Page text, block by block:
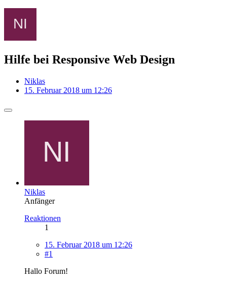
Hilfe bei Responsive Web Design
Niklas
15. Februar 2018 um 12:26
Niklas
Anfänger
Reaktionen
1
15. Februar 2018 um 12:26
#1
Hallo Forum!